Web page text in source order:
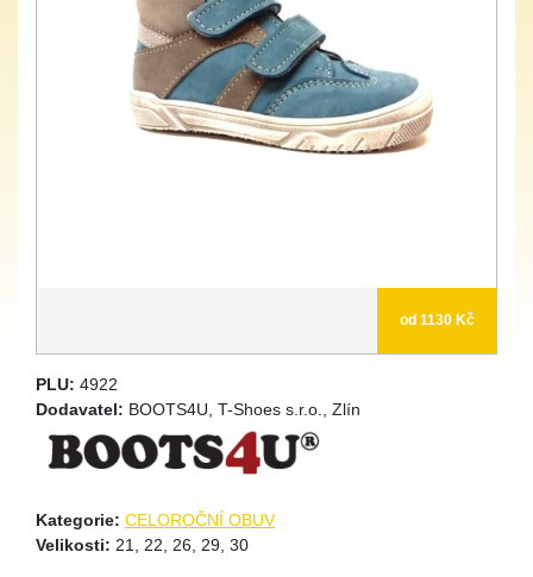
od 1130 Kč
PLU: 4922
Dodavatel: BOOTS4U, T-Shoes s.r.o., Zlín
Kategorie: CELOROČNÍ OBUV
Velikosti: 21, 22, 26, 29, 30